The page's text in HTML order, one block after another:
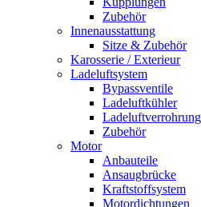
Zubehör
Innenausstattung
Sitze & Zubehör
Karosserie / Exterieur
Ladeluftsystem
Bypassventile
Ladeluftkühler
Ladeluftverrohrung
Zubehör
Motor
Anbauteile
Ansaugbrücke
Kraftstoffsystem
Motordichtungen